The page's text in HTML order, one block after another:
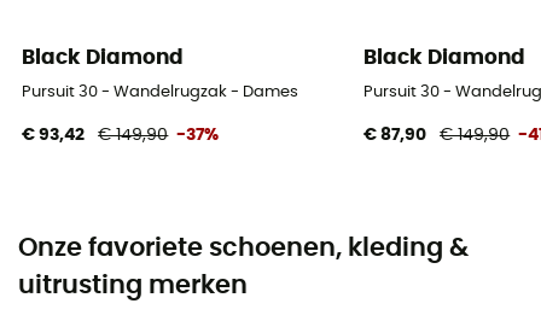
Black Diamond
Pursuit 30 - Wandelrugzak - Dames
€ 93,42 € 149,90 -37%
Black Diamond
Pursuit 30 -
€ 87,90 € 149,90 -
Onze favoriete schoenen, kleding &
uitrusting merken